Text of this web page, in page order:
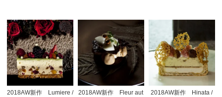
2018AW新作 Lumiere /
2018AW新作 Fleur aut
2018AW新作 Hinata /